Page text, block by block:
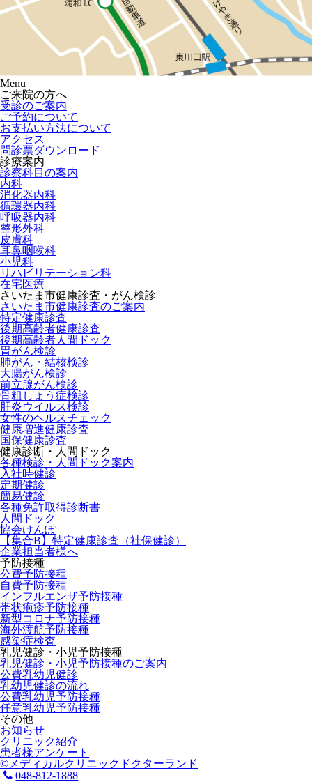
Menu
ご来院の方へ
受診のご案内
ご予約について
お支払い方法について
アクセス
問診票ダウンロード
診療案内
診察科目の案内
内科
消化器内科
循環器内科
呼吸器内科
整形外科
皮膚科
耳鼻咽喉科
小児科
リハビリテーション科
在宅医療
さいたま市健康診査・がん検診
さいたま市健康診査のご案内
特定健康診査
後期高齢者健康診査
後期高齢者人間ドック
胃がん検診
肺がん・結核検診
大腸がん検診
前立腺がん検診
骨粗しょう症検診
肝炎ウイルス検診
女性のヘルスチェック
健康増進健康診査
国保健康診査
健康診断・人間ドック
各種検診・人間ドック案内
入社時健診
定期健診
簡易健診
各種免許取得診断書
人間ドック
協会けんぽ
【集合B】特定健康診査（社保健診）
企業担当者様へ
予防接種
公費予防接種
自費予防接種
インフルエンザ予防接種
帯状疱疹予防接種
新型コロナ予防接種
海外渡航予防接種
感染症検査
乳児健診・小児予防接種
乳児健診・小児予防接種のご案内
公費乳幼児健診
乳幼児健診の流れ
公費乳幼児予防接種
任意乳幼児予防接種
その他
お知らせ
クリニック紹介
患者様アンケート
©メディカルクリニックドクターランド
048-812-1888